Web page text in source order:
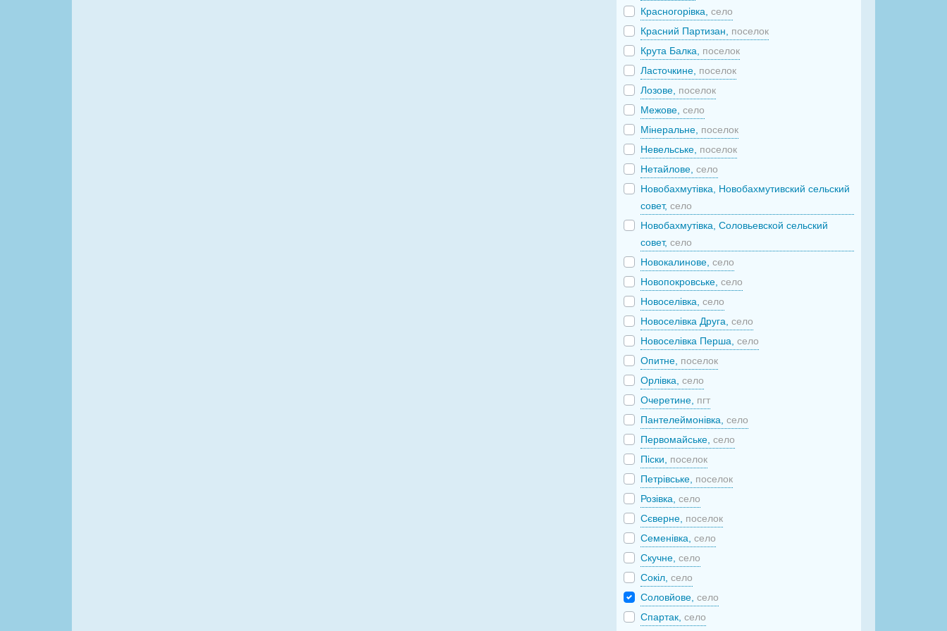
Красногорівка,село
Красний Партизан, поселок
Крута Балка, поселок
Ласточкине, поселок
Лозове, поселок
Межове,село
Мінеральне, поселок
Невельське, поселок
Нетайлове,село
Новобахмутівка, Новобахмутивский сельский
совет,село
Новобахмутівка, Соловьевской сельский
совет,село
Новокалинове,село
Новопокровське,село
Новоселівка,село
Новоселівка Друга,село
Новоселівка Перша,село
Опитне, поселок
Орлівка,село
Очеретине, пгт
Пантелеймонівка,село
Первомайське,село
Піски, поселок
Петрівське, поселок
Розівка,село
Сєверне, поселок
Семенівка,село
Скучне,село
Сокіл,село
Соловйове,село
Спартак,село